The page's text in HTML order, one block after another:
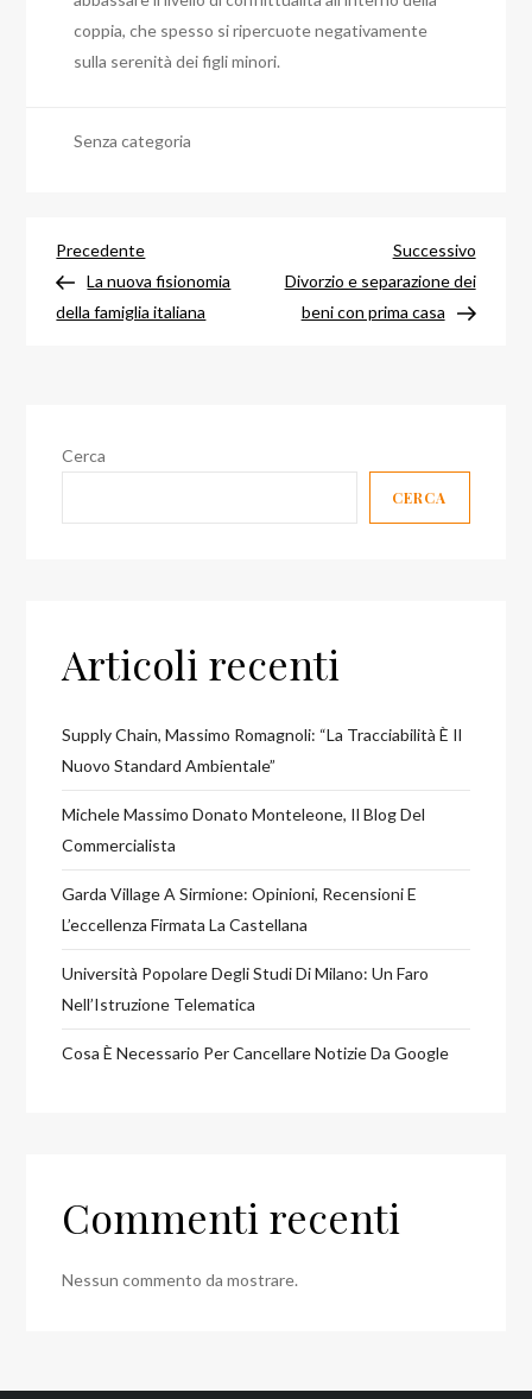
coppia, che spesso si ripercuote negativamente
sulla serenità dei figli minori.
Senza categoria
Navigazione
articoli
Articolo
precedente
Precedente
La nuova fisionomia
della famiglia italiana
Successivo
Divorzio e separazione dei
beni con prima casa
Cerca
CERCA
Articoli recenti
Supply Chain, Massimo Romagnoli: “La Tracciabilità È Il
Nuovo Standard Ambientale”
Michele Massimo Donato Monteleone, Il Blog Del
Commercialista
Garda Village A Sirmione: Opinioni, Recensioni E
L’eccellenza Firmata La Castellana
Università Popolare Degli Studi Di Milano: Un Faro
Nell’Istruzione Telematica
Cosa È Necessario Per Cancellare Notizie Da Google
Commenti recenti
Nessun commento da mostrare.